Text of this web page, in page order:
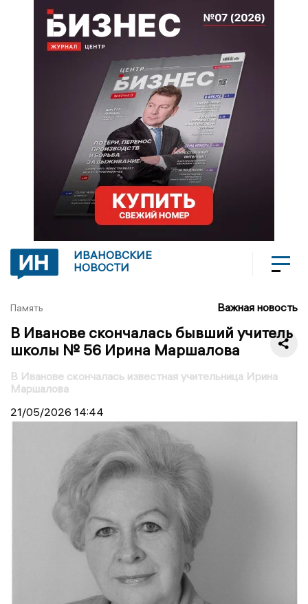
ИВАНОВСКИЕ
НОВОСТИ
Память Важная новость
В Иванове скончалась бывший учитель
школы № 56 Ирина Маршалова
В Иванове скончалась известная учительница Ирина
Маршалова
21/05/2026 14:44